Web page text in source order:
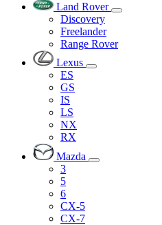
Land Rover
Discovery
Freelander
Range Rover
Lexus
ES
GS
IS
LS
NX
RX
Mazda
3
5
6
CX-5
CX-7